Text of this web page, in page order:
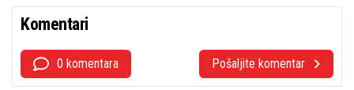
Komentari
0 komentara Pošaljite komentar